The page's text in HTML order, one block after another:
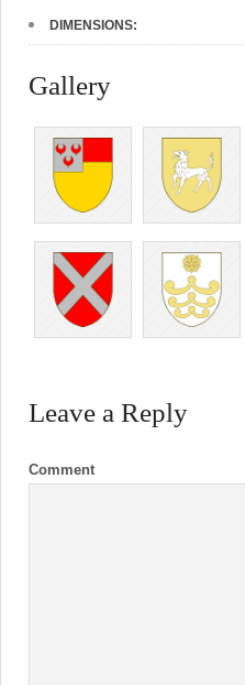
DIMENSIONS:
Gallery
Leave a Reply
Comment